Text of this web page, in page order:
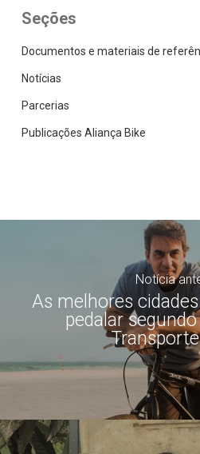
Seções
Documentos e materiais de
Notícias
Parcerias
Publicações Aliança Bike
Notícia
As melhores
pedalar